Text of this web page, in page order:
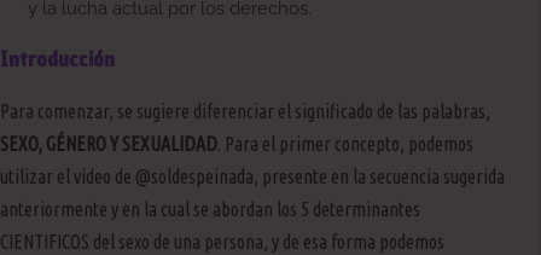
y la lucha actual por los derechos.
Introducción
Para comenzar, se sugiere diferenciar el significado de las palabras,
SEXO, GÉNERO Y SEXUALIDAD. Para el primer concepto, podemos
utilizar el video de @soldespeinada, presente en la secuencia sugerida
anteriormente y en la cual se abordan los 5 determinantes
CIENTIFICOS del sexo de una persona, y de esa forma podemos